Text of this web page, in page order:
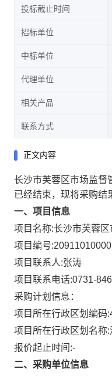
投标截止时间
招标单位
中标单位
代理单位
相关产品
联系方式
正文内容
长沙市芙蓉区市场监督
已经结束，现将采购结
一、项目信息
项目名称:长沙市芙蓉
项目编号:
项目联系人:张涛
项目联系电话:0731-
采购计划信息：
项目所在行政区划编码:
项目所在行政区划名称:
报价起止时间:-
二、采购单位信息